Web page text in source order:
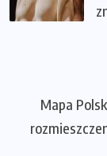
Mapa